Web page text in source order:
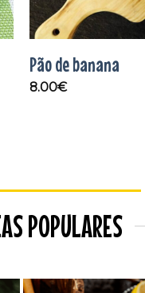
Pão de banana
8.00€
POPULARES